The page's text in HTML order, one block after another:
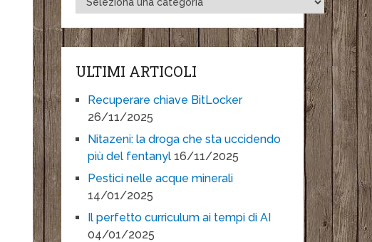
ULTIMI ARTICOLI
Recuperare chiave BitLocker
26/11/2025
Nitazeni: la droga che sta uccidendo
più del fentanyl 16/11/2025
Pestici nelle acque minerali
14/01/2025
Il perfetto curriculum ai tempi di AI
04/01/2025